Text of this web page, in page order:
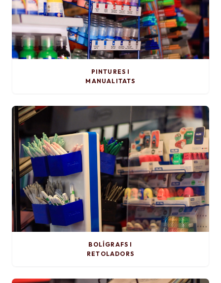
PINTURES I
MANUALITATS
BOLÍGRAFS I
RETOLADORS